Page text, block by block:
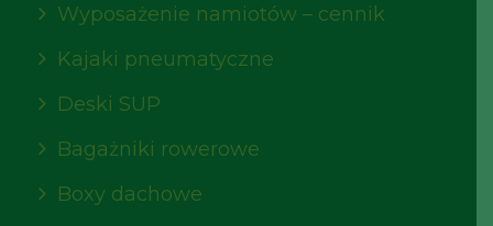
Wyposażenie namiotów – cennik
Kajaki pneumatyczne
Deski SUP
Bagażniki rowerowe
Boxy dachowe